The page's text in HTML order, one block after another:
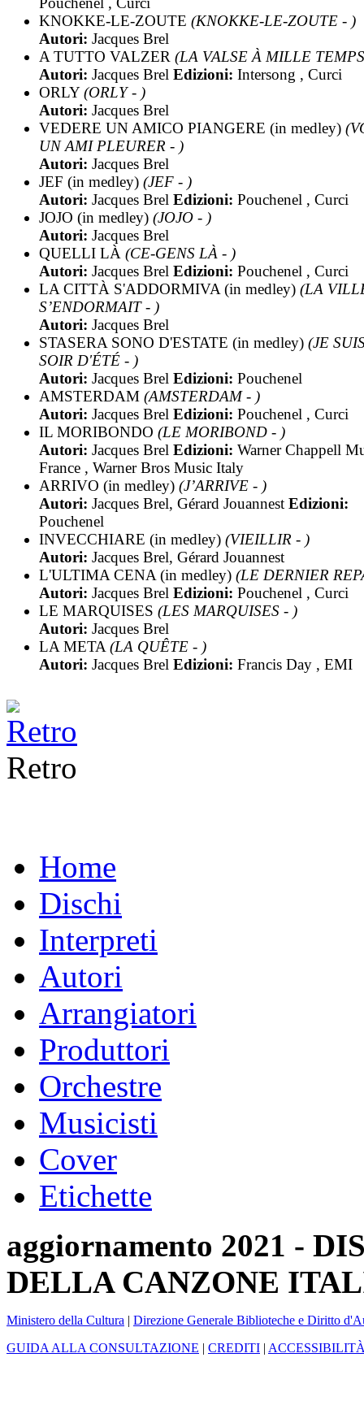
KNOKKE-LE-ZOUTE (KNOKKE-LE-ZOUTE - )
Autori: Jacques Brel
A TUTTO VALZER (LA VALSE À MILLE
Autori: Jacques Brel Edizioni: Intersong , Curci
ORLY(ORLY - )
Autori: Jacques Brel
VEDERE UN AMICO PIANGERE (in medley)
UN AMI PLEURER - )
Autori: Jacques Brel
JEF (in medley) (JEF - )
Autori: Jacques Brel Edizioni: Pouchenel , Curci
JOJO (in medley) (JOJO - )
Autori: Jacques Brel
QUELLI LÀ (CE-GENS LÀ - )
Autori: Jacques Brel Edizioni: Pouchenel , Curci
LA CITTÀ S'ADDORMIVA (in medley) (LA
S’ENDORMAIT - )
Autori: Jacques Brel
STASERA SONO D'ESTATE (in medley) (JE
SOIR D'ÉTÉ - )
Autori: Jacques Brel Edizioni: Pouchenel
AMSTERDAM (AMSTERDAM - )
Autori: Jacques Brel Edizioni: Pouchenel , Curci
IL MORIBONDO (LE MORIBOND - )
Autori: Jacques Brel Edizioni: Warner Chappell
France , Warner Bros Music Italy
ARRIVO (in medley) (J’ARRIVE - )
Autori: Jacques Brel, Gérard Jouannest Edizioni:
Pouchenel
INVECCHIARE (in medley) (VIEILLIR - )
Autori: Jacques Brel, Gérard Jouannest
L'ULTIMA CENA (in medley) (LE DERNIER
Autori: Jacques Brel Edizioni: Pouchenel , Curci
LE MARQUISES (LES MARQUISES - )
Autori: Jacques Brel
LA META(LA QUÊTE - )
Autori: Jacques Brel Edizioni: Francis Day , EMI
Retro
Home
Dischi
Interpreti
Autori
Arrangiatori
Produttori
Orchestre
Musicisti
Cover
Etichette
aggiornamento 2021 -
DELLA CANZONE
Ministero della Cultura | Direzione Generale Biblioteche e Diritto
GUIDA ALLA CONSULTAZIONE | CREDITI |